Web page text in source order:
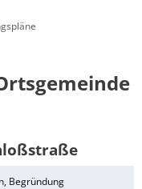
Begründung